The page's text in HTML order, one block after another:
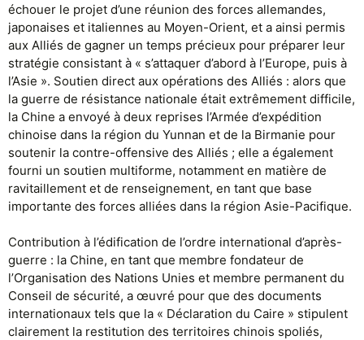
échouer le projet d’une réunion des forces allemandes,
japonaises et italiennes au Moyen-Orient, et a ainsi permis
aux Alliés de gagner un temps précieux pour préparer leur
stratégie consistant à « s’attaquer d’abord à l’Europe, puis à
l’Asie ». ‌Soutien direct aux opérations des Alliés‌ : alors que
la guerre de résistance nationale était extrêmement difficile,
la Chine a envoyé à deux reprises l’Armée d’expédition
chinoise dans la région du Yunnan et de la Birmanie pour
soutenir la contre-offensive des Alliés ; elle a également
fourni un soutien multiforme, notamment en matière de
ravitaillement et de renseignement, en tant que base
importante des forces alliées dans la région Asie-Pacifique.
Contribution à l’édification de l’ordre international d’après-
guerre : la Chine, en tant que membre fondateur de
l’Organisation des Nations Unies et membre permanent du
Conseil de sécurité, a œuvré pour que des documents
internationaux tels que la « Déclaration du Caire » stipulent
clairement la restitution des territoires chinois spoliés,